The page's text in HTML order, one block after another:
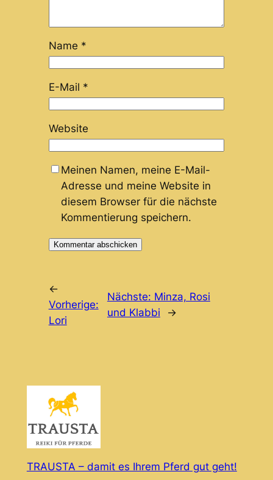
Name *
E-Mail *
Website
Meinen Namen, meine E-Mail-
Adresse und meine Website in
diesem Browser für die nächste
Kommentierung speichern.
←
Vorherige:
Lori
Nächste: Minza, Rosi
und Klabbi
→
TRAUSTA – damit es Ihrem Pferd gut geht!